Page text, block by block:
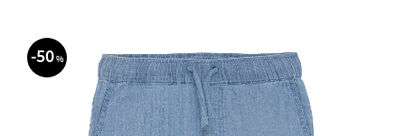
50%